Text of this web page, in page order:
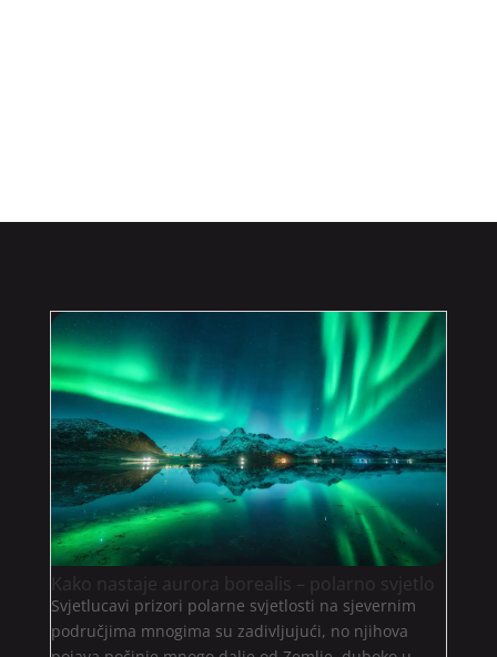
Kako nastaje aurora borealis – polarno svjetlo
Svjetlucavi prizori polarne svjetlosti na sjevernim
područjima mnogima su zadivljujući, no njihova